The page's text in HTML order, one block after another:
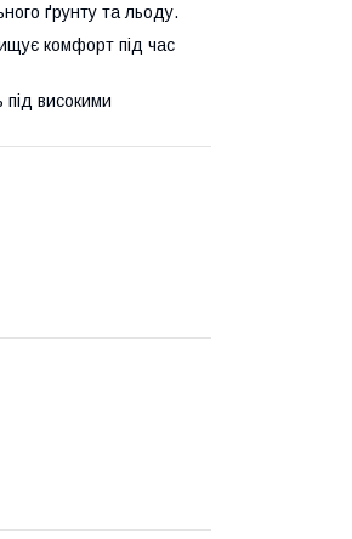
ґрунту та льоду.
комфорт під час
під високими